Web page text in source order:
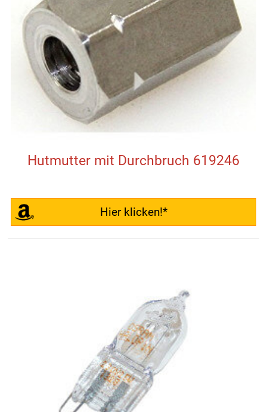
Hutmutter mit Durchbruch 619246
Hier klicken!*